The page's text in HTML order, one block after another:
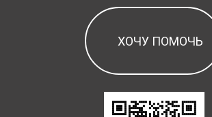
ХОЧУ ПОМОЧЬ